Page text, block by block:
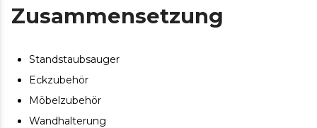
Zusammensetzung
Standstaubsauger
Eckzubehör
Möbelzubehör
Wandhalterung